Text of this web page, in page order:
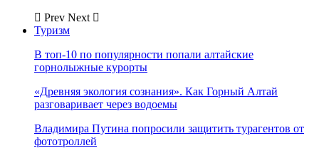
Prev Next
Туризм
В топ-10 по популярности попали алтайские
горнолыжные курорты
«Древняя экология сознания». Как Горный Алтай
разговаривает через водоемы
Владимира Путина попросили защитить турагентов от
фототроллей